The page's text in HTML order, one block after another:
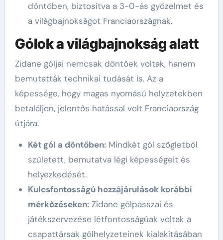
döntőben, biztosítva a 3-0-ás győzelmet és
a világbajnokságot Franciaországnak.
Gólok a világbajnokság alatt
Zidane góljai nemcsak döntőek voltak, hanem
bemutatták technikai tudását is. Az a
képessége, hogy magas nyomású helyzetekben
betaláljon, jelentős hatással volt Franciaország
útjára.
Két gól a döntőben:Mindkét gól szögletből
született, bemutatva légi képességeit és
helyezkedését.
Kulcsfontosságú hozzájárulások korábbi
mérkőzéseken:Zidane gólpasszai és
játékszervezése létfontosságúak voltak a
csapattársak gólhelyzeteinek kialakításában